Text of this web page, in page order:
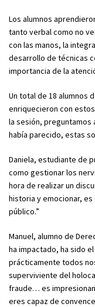
Los alumnos
tanto verbal como no
con las manos, la
desarrollo de técnicas
importancia de la
Un total de 18 alumnos
enriquecieron con
la sesión, preguntamos
había parecido, estas
Daniela, estudiante de
como gestionar los
hora de realizar un
historia y emocionar,
público.”
Manuel, alumno de
ha impactado, ha sido
prácticamente todos
superviviente del
fraude… es
eres capaz de